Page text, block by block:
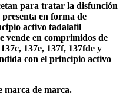
para tratar la disfunción
en forma de
activo tadalafil
vende en comprimidos de
137e, 137f, 137fde y
con el principio activo
marca de marca.